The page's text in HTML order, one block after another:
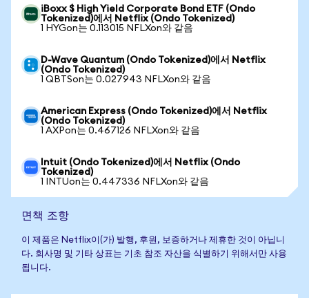
iBoxx $ High Yield Corporate Bond ETF (Ondo
Tokenized)에서 Netflix (Ondo Tokenized)
1 HYGon는 0.113015 NFLXon와 같음
D-Wave Quantum (Ondo Tokenized)에서 Netflix
(Ondo Tokenized)
1 QBTSon는 0.027943 NFLXon와 같음
American Express (Ondo Tokenized)에서 Netflix
(Ondo Tokenized)
1 AXPon는 0.467126 NFLXon와 같음
Intuit (Ondo Tokenized)에서 Netflix (Ondo
Tokenized)
1 INTUon는 0.447336 NFLXon와 같음
면책 조항
이 제품은 Netflix이(가) 발행, 후원, 보증하거나 제휴한 것이 아닙니
다. 회사명 및 기타 상표는 기초 참조 자산을 식별하기 위해서만 사용
됩니다.